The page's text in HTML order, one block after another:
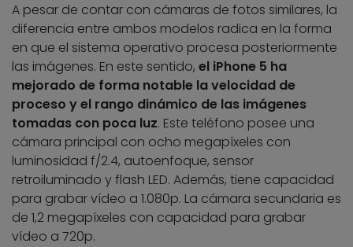
A pesar de contar con cámaras de fotos similares, la
diferencia entre ambos modelos radica en la forma
en que el sistema operativo procesa posteriormente
las imágenes. En este sentido, el iPhone 5 ha
mejorado de forma notable la velocidad de
proceso y el rango dinámico de las imágenes
tomadas con poca luz. Este teléfono posee una
cámara principal con ocho megapíxeles con
luminosidad f/2.4, autoenfoque, sensor
retroiluminado y flash LED. Además, tiene capacidad
para grabar vídeo a 1.080p. La cámara secundaria es
de 1,2 megapíxeles con capacidad para grabar
vídeo a 720p.